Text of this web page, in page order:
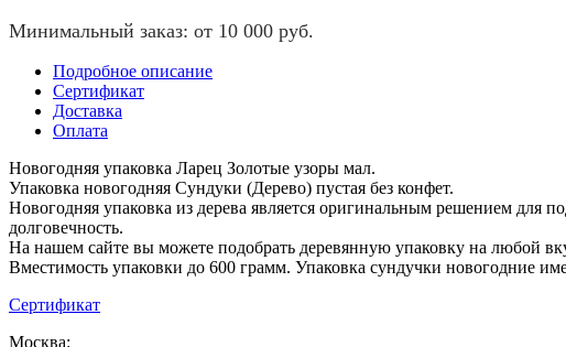
Минимальный заказ: от 10 000 руб.
Подробное описание
Сертификат
Доставка
Оплата
Новогодняя упаковка Ларец Золотые узоры мал.
Упаковка новогодняя Сундуки (Дерево) пустая без конфет.
Новогодняя упаковка из дерева является оригинальным решением для
долговечность.
На нашем сайте вы можете подобрать деревянную упаковку на любой
Вместимость упаковки до 600 грамм. Упаковка сундучки новогодние
Сертификат
Москва: